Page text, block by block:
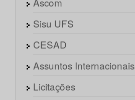
Sisu UFS
CESAD
Assuntos Internacionais
Licitações